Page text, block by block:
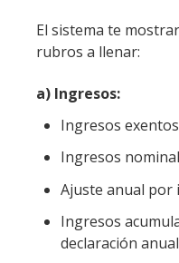
El sistema te
rubros a llenar:
a) Ingresos:
Ingresos
Ingresos
Ajuste anual por
Ingresos
declaración anual